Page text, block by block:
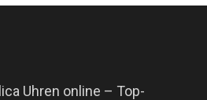
Uhren online – Top-